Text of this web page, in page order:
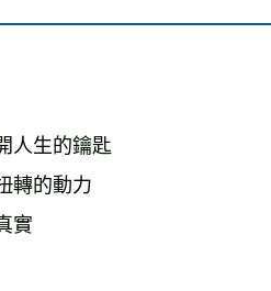
人生的鑰匙
轉的動力
實